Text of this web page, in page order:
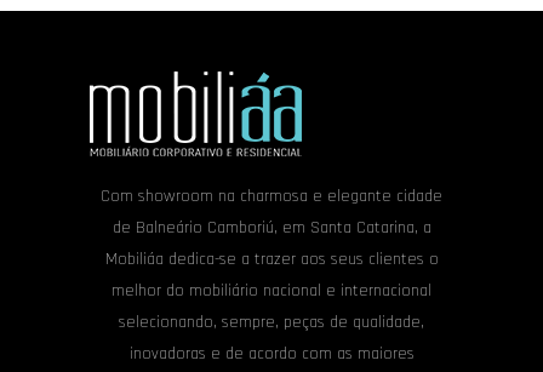
Com showroom na charmosa e elegante cidade
de Balneário Camboriú, em Santa Catarina, a
Mobiliáa dedica-se a trazer aos seus clientes o
melhor do mobiliário nacional e internacional
selecionando, sempre, peças de qualidade,
inovadoras e de acordo com as maiores